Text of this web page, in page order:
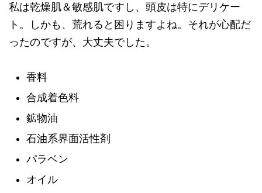
私は乾燥肌＆敏感肌ですし、頭皮は特にデリケー
ト。しかも、荒れると困りますよね。それが心配だ
ったのですが、大丈夫でした。
香料
合成着色料
鉱物油
石油系界面活性剤
パラベン
オイル